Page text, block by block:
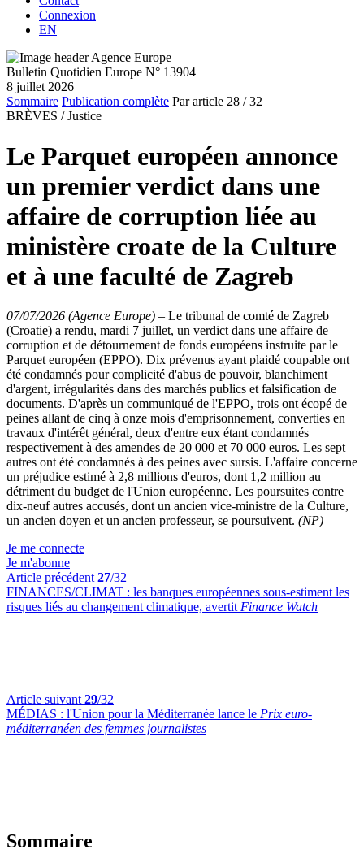
Connexion
EN
Bulletin Quotidien Europe N° 13904
8 juillet 2026
Sommaire Publication complète Par article 28 / 32
BRÈVES / Justice
Le Parquet européen annonce
un premier verdict dans une
affaire de corruption liée au
ministère croate de la Culture
et à une faculté de Zagreb
07/07/2026 (Agence Europe) – Le tribunal de comté de Zagreb
(Croatie) a rendu, mardi 7 juillet, un verdict dans une affaire de
corruption et de détournement de fonds européens instruite par le
Parquet européen (EPPO). Dix prévenus ayant plaidé coupable ont
été condamnés pour complicité d'abus de pouvoir, blanchiment
d'argent, irrégularités dans des marchés publics et falsification de
documents. D'après un communiqué de l'EPPO, trois ont écopé de
peines allant de cinq à onze mois d'emprisonnement, converties en
travaux d'intérêt général, deux d'entre eux étant condamnés
respectivement à des amendes de 20 000 et 70 000 euros. Les sept
autres ont été condamnés à des peines avec sursis. L'affaire concerne
un préjudice estimé à 2,8 millions d'euros, dont 1,2 million au
détriment du budget de l'Union européenne. Les poursuites contre
dix-neuf autres accusés, dont un ancien vice-ministre de la Culture,
un ancien doyen et un ancien professeur, se poursuivent. (NP)
Je me connecte
Je m'abonne
Article précédent 27/32
FINANCES/CLIMAT : les banques européennes sous-estiment les
risques liés au changement climatique, avertit Finance Watch
Article suivant 29/32
MÉDIAS : l'Union pour la Méditerranée lance le Prix euro-
méditerranéen des femmes journalistes
Sommaire